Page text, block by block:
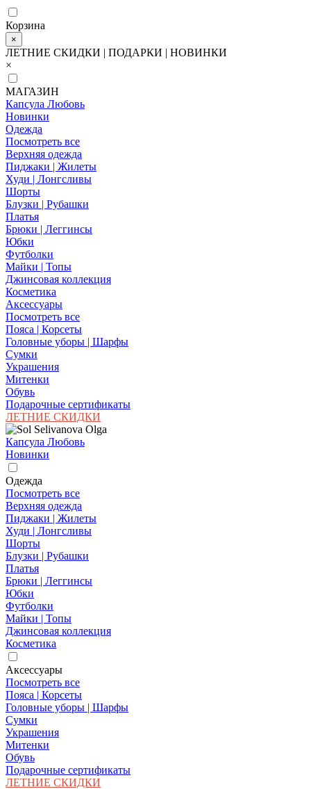
Корзина
×
ЛЕТНИЕ СКИДКИ | ПОДАРКИ | НОВИНКИ
×
МАГАЗИН
Капсула Любовь
Новинки
Одежда
Посмотреть все
Верхняя одежда
Пиджаки | Жилеты
Худи | Лонгсливы
Шорты
Блузки | Рубашки
Платья
Брюки | Леггинсы
Юбки
Футболки
Майки | Топы
Джинсовая коллекция
Косметика
Аксессуары
Посмотреть все
Пояса | Корсеты
Головные уборы | Шарфы
Сумки
Украшения
Митенки
Обувь
Подарочные сертификаты
ЛЕТНИЕ СКИДКИ
Капсула Любовь
Новинки
Одежда
Посмотреть все
Верхняя одежда
Пиджаки | Жилеты
Худи | Лонгсливы
Шорты
Блузки | Рубашки
Платья
Брюки | Леггинсы
Юбки
Футболки
Майки | Топы
Джинсовая коллекция
Косметика
Аксессуары
Посмотреть все
Пояса | Корсеты
Головные уборы | Шарфы
Сумки
Украшения
Митенки
Обувь
Подарочные сертификаты
ЛЕТНИЕ СКИДКИ